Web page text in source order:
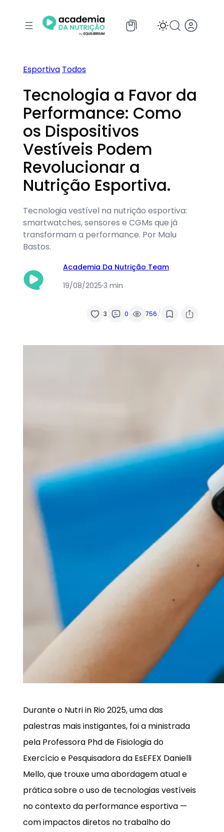
Esportiva Todos
Tecnologia a Favor da
Performance: Como
os Dispositivos
Vestíveis Podem
Revolucionar a
Nutrição Esportiva.
Tecnologia vestível na nutrição esportiva:
smartwatches, sensores e CGMs que já
transformam a performance. Por Malu
Bastos.
Academia Da Nutrição Team
19/08/2025·3 min
3 0 756/
Durante o Nutri in Rio 2025, uma das
palestras mais instigantes, foi a ministrada
pela Professora Phd de Fisiologia do
Exercício e Pesquisadora da EsEFEX Danielli
Mello, que trouxe uma abordagem atual e
prática sobre o uso de tecnologias vestíveis
no contexto da performance esportiva —
com impactos diretos no trabalho do